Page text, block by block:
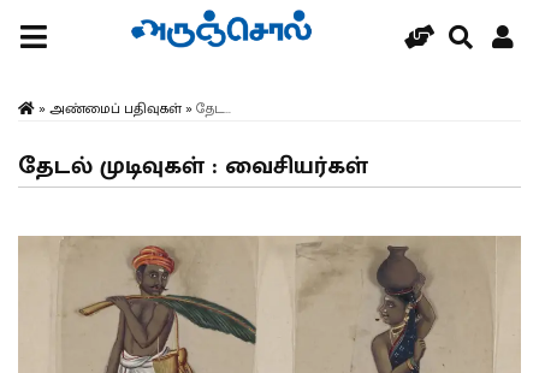
» அண்மைப் பதிவுகள்» தேட...
தேடல் முடிவுகள் : வைசியர்கள்